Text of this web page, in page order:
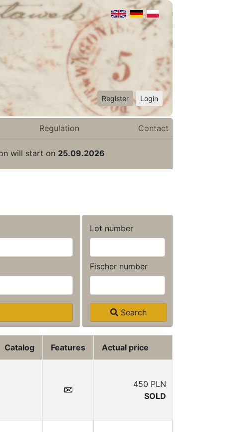
Register Login
Regulation Contact
will start on 25.09.2026
Lot number
Fischer number
Search
Catalog Features Actual price
450 PLN
SOLD